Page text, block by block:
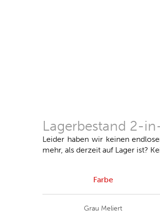
Lagerbestand 2-
Leider haben wir keinen
mehr, als derzeit auf Lager ist?
Farbe
Grau Meliert